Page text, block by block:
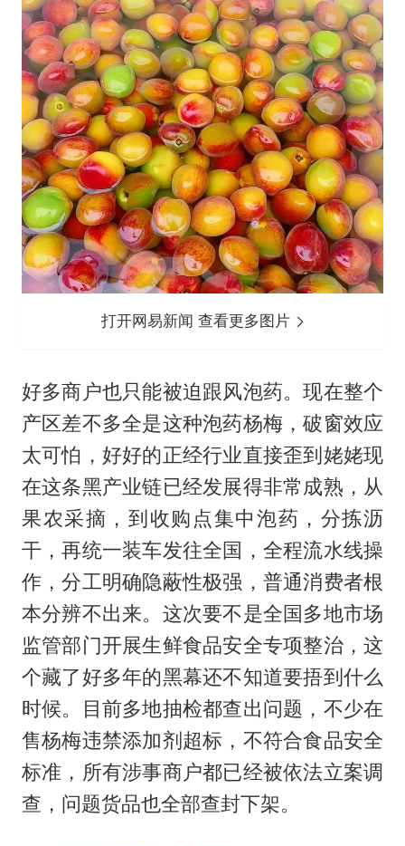
打开网易新闻 查看更多图片
好多商户也只能被迫跟风泡药。现在整个
产区差不多全是这种泡药杨梅，破窗效应
太可怕，好好的正经行业直接歪到姥姥现
在这条黑产业链已经发展得非常成熟，从
果农采摘，到收购点集中泡药，分拣沥
干，再统一装车发往全国，全程流水线操
作，分工明确隐蔽性极强，普通消费者根
本分辨不出来。这次要不是全国多地市场
监管部门开展生鲜食品安全专项整治，这
个藏了好多年的黑幕还不知道要捂到什么
时候。目前多地抽检都查出问题，不少在
售杨梅违禁添加剂超标，不符合食品安全
标准，所有涉事商户都已经被依法立案调
查，问题货品也全部查封下架。